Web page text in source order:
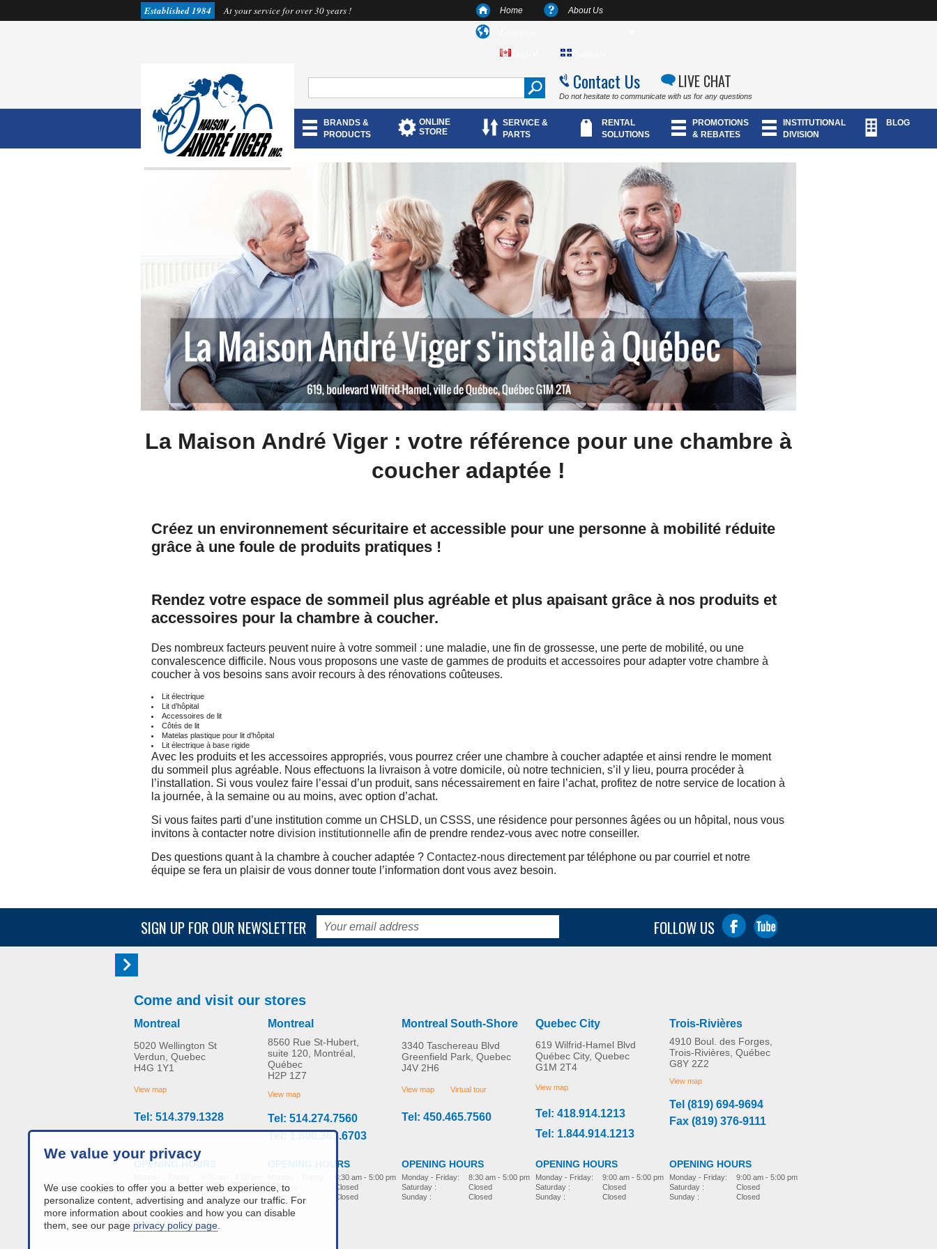
Established 1984 At your service for over 30 years ! Home About Us
Contact Us LIVE CHAT
Do not hesitate to communicate with us for any questions
BRANDS &
PRODUCTS
ONLINE
STORE
SERVICE &
PARTS
RENTAL
SOLUTIONS
PROMOTIONS
& REBATES
INSTITUTIONAL
DIVISION
BLOG
We value your privacy
We use cookies to offer you a better web experience, to
personalize content, advertising and analyze our traffic. For
more information about cookies and how you can disable
them, see our page privacy policy page.
La Maison André Viger : votre référence pour une chambre à
coucher adaptée !
Créez un environnement sécuritaire et accessible pour une personne à mobilité réduite
grâce à une foule de produits pratiques !
Rendez votre espace de sommeil plus agréable et plus apaisant grâce à nos produits et
accessoires pour la chambre à coucher.
Des nombreux facteurs peuvent nuire à votre sommeil : une maladie, une fin de grossesse, une perte de mobilité, ou une
convalescence difficile. Nous vous proposons une vaste de gammes de produits et accessoires pour adapter votre chambre à
coucher à vos besoins sans avoir recours à des rénovations coûteuses.
Lit électrique
Lit d’hôpital
Accessoires de lit
Côtés de lit
Matelas plastique pour lit d’hôpital
Lit électrique à base rigide
Avec les produits et les accessoires appropriés, vous pourrez créer une chambre à coucher adaptée et ainsi rendre le moment
du sommeil plus agréable. Nous effectuons la livraison à votre domicile, où notre technicien, s’il y lieu, pourra procéder à
l’installation. Si vous voulez faire l’essai d’un produit, sans nécessairement en faire l’achat, profitez de notre service de location à
la journée, à la semaine ou au moins, avec option d’achat.
Si vous faites parti d’une institution comme un CHSLD, un CSSS, une résidence pour personnes âgées ou un hôpital, nous vous
invitons à contacter notre division institutionnelle afin de prendre rendez-vous avec notre conseiller.
Des questions quant à la chambre à coucher adaptée ? Contactez-nous directement par téléphone ou par courriel et notre
équipe se fera un plaisir de vous donner toute l’information dont vous avez besoin.
SIGN UP FOR OUR NEWSLETTER FOLLOW US
Come and visit our stores
Montreal
5020 Wellington St
Verdun, Quebec
H4G 1Y1
View map
Tel: 514.379.1328
OPENING HOURS
Saturday :
Sunday :
Closed
Closed
Montreal
8560 Rue St-Hubert,
suite 120, Montréal,
Québec
H2P 1Z7
View map
Tel: 514.274.7560
Tel: 1.800.363.6703
OPENING HOURS
Saturday :
Sunday :
8:30 am - 5:00 pm
Closed
Closed
Montreal South-Shore
3340 Taschereau Blvd
Greenfield Park, Quebec
J4V 2H6
View map Virtual tour
Tel: 450.465.7560
OPENING HOURS
Monday - Friday:
Saturday :
Sunday :
8:30 am - 5:00 pm
Closed
Closed
Quebec City
619 Wilfrid-Hamel Blvd
Québec City, Quebec
G1M 2T4
View map
Tel: 418.914.1213
Tel: 1.844.914.1213
OPENING HOURS
Monday - Friday:
Saturday :
Sunday :
9:00 am - 5:00 pm
Closed
Closed
Trois-Rivières
4910 Boul. des Forges,
Trois-Rivières, Québec
G8Y 2Z2
View map
Tel (819) 694-9694
Fax (819) 376-9111
OPENING HOURS
Monday - Friday:
Saturday :
Sunday :
9:00 am - 5:00 pm
Closed
Closed